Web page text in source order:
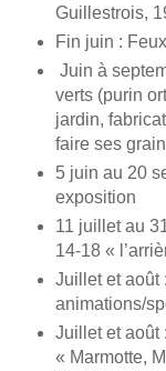
Guillestrois,
Fin juin :
Juin à
verts (purin
jardin,
faire ses
5 juin au 20
exposition
11 juillet au
14-18 «
Juillet et août
animations/
Juillet et août
« Marmotte,